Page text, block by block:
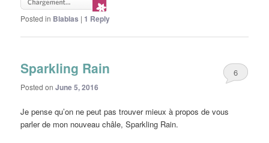
Posted in Blablas | 1 Reply
Sparkling Rain
Posted onJune 5, 2016
6
Je pense qu’on ne peut pas trouver mieux à propos de vous
parler de mon nouveau châle, Sparkling Rain.